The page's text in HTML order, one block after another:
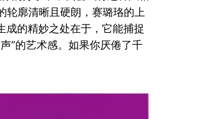
轮廓清晰且硬朗，赛璐珞的上
成的精妙之处在于，它能捕捉
”的艺术感。如果你厌倦了千